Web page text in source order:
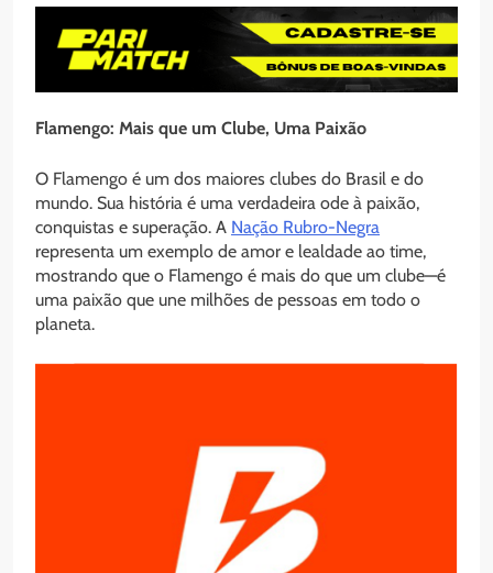
Flamengo: Mais que um Clube, Uma Paixão
O Flamengo é um dos maiores clubes do Brasil e do
mundo. Sua história é uma verdadeira ode à paixão,
conquistas e superação. A Nação Rubro-Negra
representa um exemplo de amor e lealdade ao time,
mostrando que o Flamengo é mais do que um clube—é
uma paixão que une milhões de pessoas em todo o
planeta.